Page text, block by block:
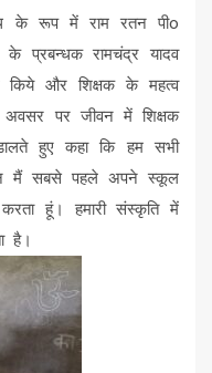
के रूप में राम रतन पीo
के प्रबन्धक रामचंद्र यादव
किये और शिक्षक के महत्व
अवसर पर जीवन में शिक्षक
हुए कहा कि हम सभी
मैं सबसे पहले अपने स्कूल
हूं। हमारी संस्कृति में
है।